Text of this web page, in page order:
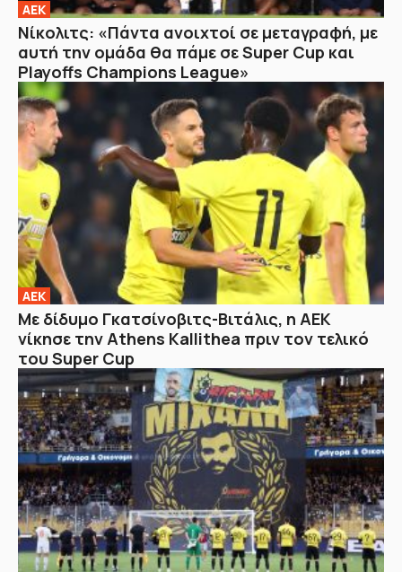
ΑΕΚ
Νίκολιτς: «Πάντα ανοιχτοί σε μεταγραφή, με
αυτή την ομάδα θα πάμε σε Super Cup και
Playoffs Champions League»
ΑΕΚ
Με δίδυμο Γκατσίνοβιτς-Βιτάλις, η ΑΕΚ
νίκησε την Athens Kallithea πριν τον τελικό
του Super Cup